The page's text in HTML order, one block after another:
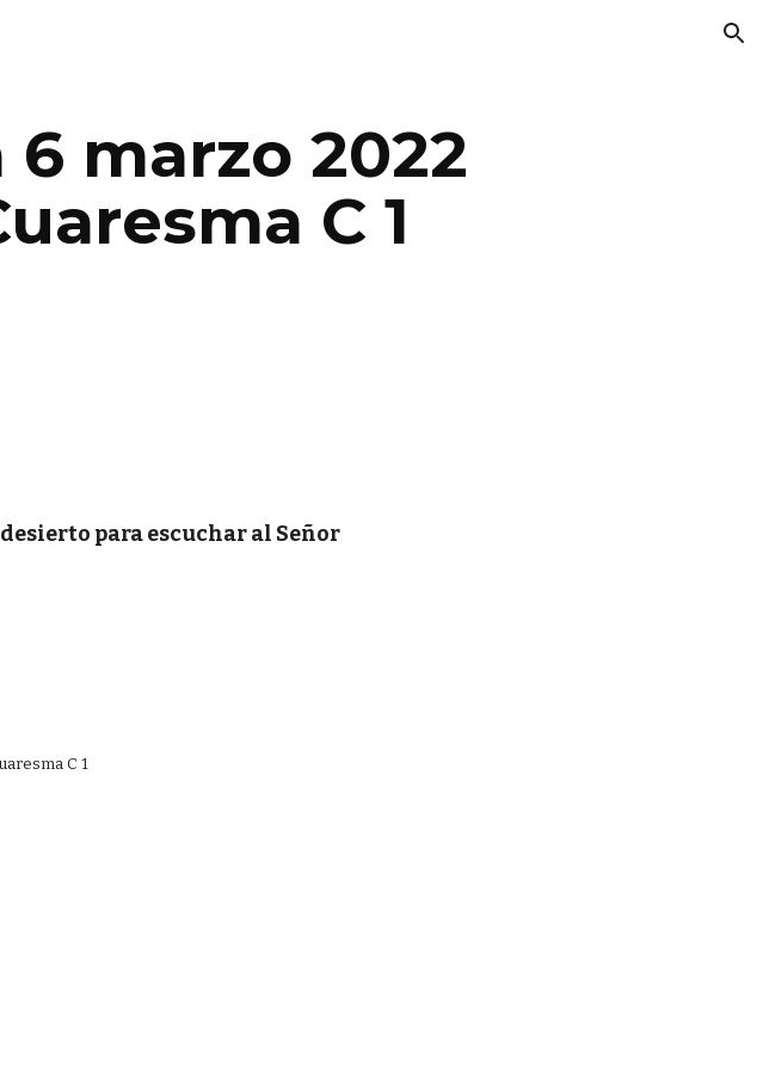
marzo 2022
C 1
para escuchar al Señor
C 1